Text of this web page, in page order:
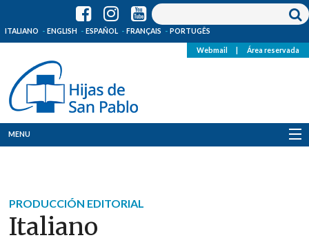
ITALIANO ENGLISH ESPAÑOL FRANÇAIS PORTUGÊS
Webmail Área reservada
MENU
Dónde estamos
Noticias
PRODUCCIÓN EDITORIAL
Italiano